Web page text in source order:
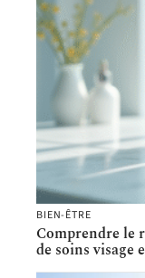
BIEN-ÊTRE
Comprendre le
de soins visage